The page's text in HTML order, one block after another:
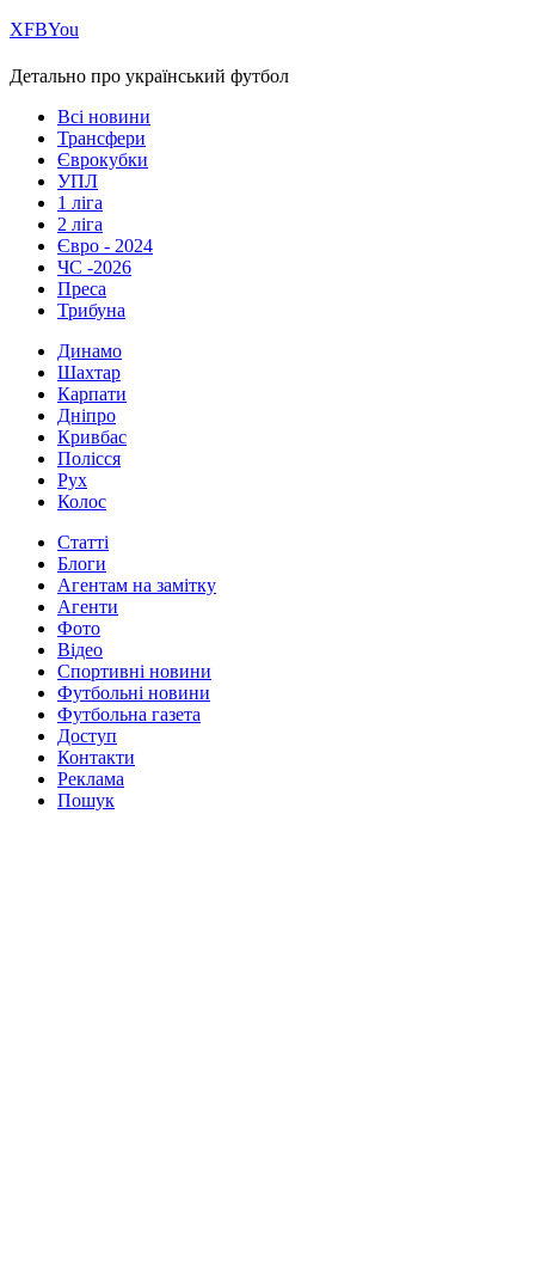
ХFBYou
Детально про український футбол
Всі новини
Трансфери
Єврокубки
УПЛ
1 ліга
2 ліга
Євро - 2024
ЧС -2026
Преса
Трибуна
Динамо
Шахтар
Карпати
Дніпро
Кривбас
Полісся
Рух
Колос
Статті
Блоги
Агентам на замітку
Агенти
Фото
Відео
Спортивні новини
Футбольні новини
Футбольна газета
Доступ
Контакти
Реклама
Пошук